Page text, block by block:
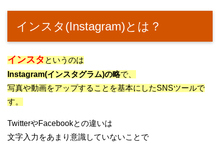
インスタ(Instagram)とは？
インスタ というのは
Instagram(インスタグラム)の略で、
写真や動画をアップすることを基本にしたSNSツールで
す。
TwitterやFacebookとの違いは
文字入力をあまり意識していないことで